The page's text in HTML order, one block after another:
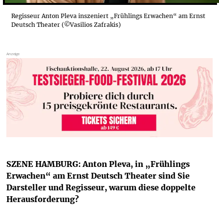
Regisseur Anton Pleva inszeniert „Frühlings Erwachen“ am Ernst
Deutsch Theater (©Vasilios Zafrakis)
SZENE HAMBURG: Anton Pleva, in „Frühlings
Erwachen“ am Ernst Deutsch Theater sind Sie
Darsteller und Regisseur, warum diese doppelte
Herausforderung?